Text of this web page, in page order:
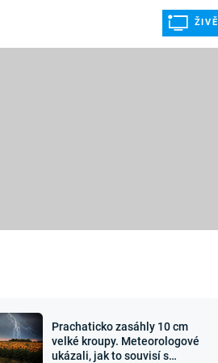
ŽIVĚ
Sledujte nás
Prachaticko zasáhly 10 cm
velké kroupy. Meteorologové
ukázali, jak to souvisí s